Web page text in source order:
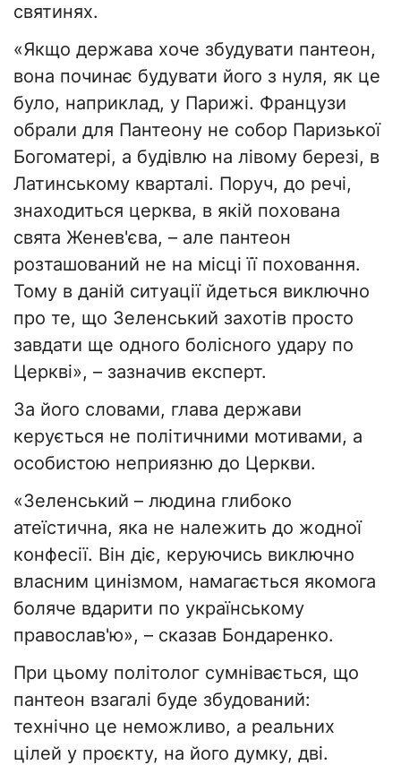
святинях.
«Якщо держава хоче збудувати пантеон,
вона починає будувати його з нуля, як це
було, наприклад, у Парижі. Французи
обрали для Пантеону не собор Паризької
Богоматері, а будівлю на лівому березі, в
Латинському кварталі. Поруч, до речі,
знаходиться церква, в якій похована
свята Женев'єва, – але пантеон
розташований не на місці її поховання.
Тому в даній ситуації йдеться виключно
про те, що Зеленський захотів просто
завдати ще одного болісного удару по
Церкві», – зазначив експерт.
За його словами, глава держави
керується не політичними мотивами, а
особистою неприязню до Церкви.
«Зеленський – людина глибоко
атеїстична, яка не належить до жодної
конфесії. Він діє, керуючись виключно
власним цинізмом, намагається якомога
боляче вдарити по українському
православ'ю», – сказав Бондаренко.
При цьому політолог сумнівається, що
пантеон взагалі буде збудований:
технічно це неможливо, а реальних
цілей у проєкту, на його думку, дві.